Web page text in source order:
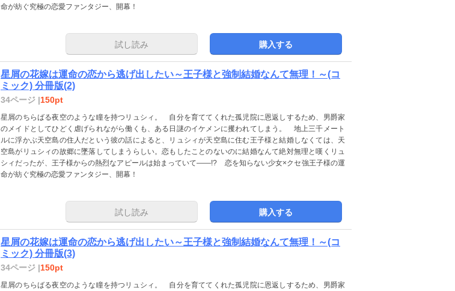
命が紡ぐ究極の恋愛ファンタジー、開幕！
試し読み 購入する
星屑の花嫁は運命の恋から逃げ出したい～王子様と強制結婚なんて無理！～(コ
ミック) 分冊版(2)
34ページ |150pt
星屑のちらばる夜空のような瞳を持つリュシィ。 自分を育ててくれた孤児院に恩返しするため、男爵家
のメイドとしてひどく虐げられながら働くも、ある日謎のイケメンに攫われてしまう。 地上三千メート
ルに浮かぶ天空島の住人だという彼の話によると、リュシィが天空島に住む王子様と結婚しなくては、天
空島がリュシィの故郷に墜落してしまうらしい。恋もしたことのないのに結婚なんて絶対無理と嘆くリュ
シィだったが、王子様からの熱烈なアピールは始まっていて――!? 恋を知らない少女×クセ強王子様の運
命が紡ぐ究極の恋愛ファンタジー、開幕！
試し読み 購入する
星屑の花嫁は運命の恋から逃げ出したい～王子様と強制結婚なんて無理！～(コ
ミック) 分冊版(3)
34ページ |150pt
星屑のちらばる夜空のような瞳を持つリュシィ。 自分を育ててくれた孤児院に恩返しするため、男爵家